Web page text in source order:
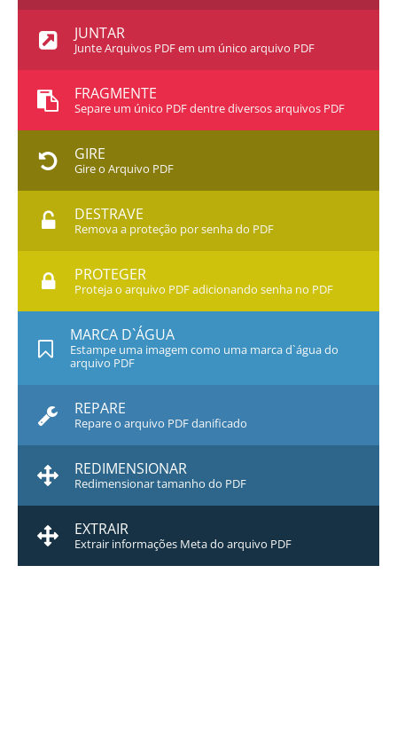
JUNTAR
Junte Arquivos PDF em um único arquivo PDF
FRAGMENTE
Separe um único PDF dentre diversos arquivos PDF
GIRE
Gire o Arquivo PDF
DESTRAVE
Remova a proteção por senha do PDF
PROTEGER
Proteja o arquivo PDF adicionando senha no PDF
MARCA D`ÁGUA
Estampe uma imagem como uma marca d`água do
arquivo PDF
REPARE
Repare o arquivo PDF danificado
REDIMENSIONAR
Redimensionar tamanho do PDF
EXTRAIR
Extrair informações Meta do arquivo PDF